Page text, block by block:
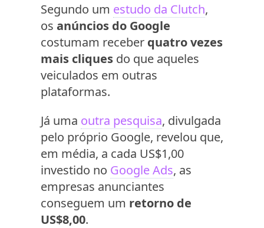
Segundo um estudo da Clutch,
os anúncios do Google
costumam receber quatro vezes
mais cliques do que aqueles
veiculados em outras
plataformas.
Já uma outra pesquisa, divulgada
pelo próprio Google, revelou que,
em média, a cada US$1,00
investido no Google Ads, as
empresas anunciantes
conseguem um retorno de
US$8,00.